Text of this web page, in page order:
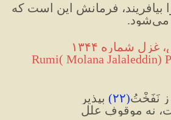
شماره ۱۳۴۴
Rumi( Molana Jalaleddin)
ز نَفَخْتُ(۲۲) بپذیر